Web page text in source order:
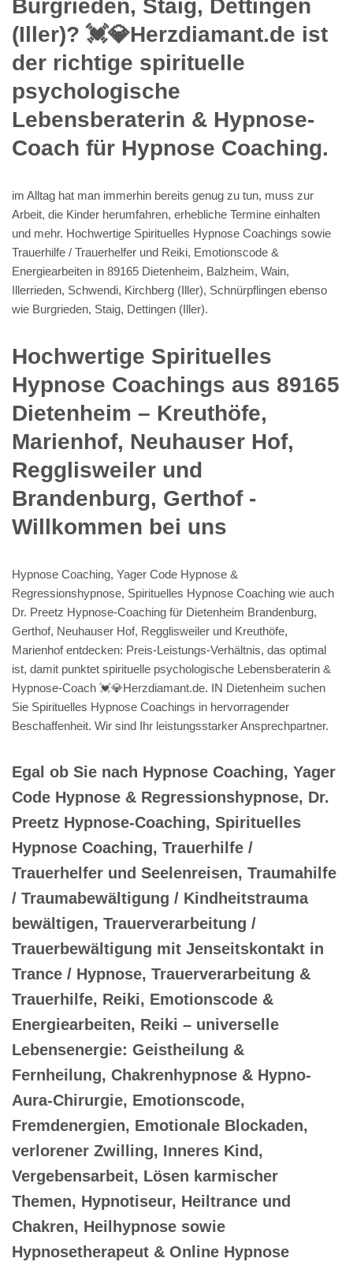
Burgrieden, Staig, Dettingen
(Iller)? 💓️💎Herzdiamant.de ist
der richtige spirituelle
psychologische
Lebensberaterin & Hypnose-
Coach für Hypnose Coaching.
im Alltag hat man immerhin bereits genug zu tun, muss zur
Arbeit, die Kinder herumfahren, erhebliche Termine einhalten
und mehr. Hochwertige Spirituelles Hypnose Coachings sowie
Trauerhilfe / Trauerhelfer und Reiki, Emotionscode &
Energiearbeiten in 89165 Dietenheim, Balzheim, Wain,
Illerrieden, Schwendi, Kirchberg (Iller), Schnürpflingen ebenso
wie Burgrieden, Staig, Dettingen (Iller).
Hochwertige Spirituelles
Hypnose Coachings aus 89165
Dietenheim – Kreuthöfe,
Marienhof, Neuhauser Hof,
Regglisweiler und
Brandenburg, Gerthof -
Willkommen bei uns
Hypnose Coaching, Yager Code Hypnose &
Regressionshypnose, Spirituelles Hypnose Coaching wie auch
Dr. Preetz Hypnose-Coaching für Dietenheim Brandenburg,
Gerthof, Neuhauser Hof, Regglisweiler und Kreuthöfe,
Marienhof entdecken: Preis-Leistungs-Verhältnis, das optimal
ist, damit punktet spirituelle psychologische Lebensberaterin &
Hypnose-Coach 💓️💎Herzdiamant.de. IN Dietenheim suchen
Sie Spirituelles Hypnose Coachings in hervorragender
Beschaffenheit. Wir sind Ihr leistungsstarker Ansprechpartner.
Egal ob Sie nach Hypnose Coaching, Yager
Code Hypnose & Regressionshypnose, Dr.
Preetz Hypnose-Coaching, Spirituelles
Hypnose Coaching, Trauerhilfe /
Trauerhelfer und Seelenreisen, Traumahilfe
/ Traumabewältigung / Kindheitstrauma
bewältigen, Trauerverarbeitung /
Trauerbewältigung mit Jenseitskontakt in
Trance / Hypnose, Trauerverarbeitung &
Trauerhilfe, Reiki, Emotionscode &
Energiearbeiten, Reiki – universelle
Lebensenergie: Geistheilung &
Fernheilung, Chakrenhypnose & Hypno-
Aura-Chirurgie, Emotionscode,
Fremdenergien, Emotionale Blockaden,
verlorener Zwilling, Inneres Kind,
Vergebensarbeit, Lösen karmischer
Themen, Hypnotiseur, Heiltrance und
Chakren, Heilhypnose sowie
Hypnosetherapeut & Online Hypnose